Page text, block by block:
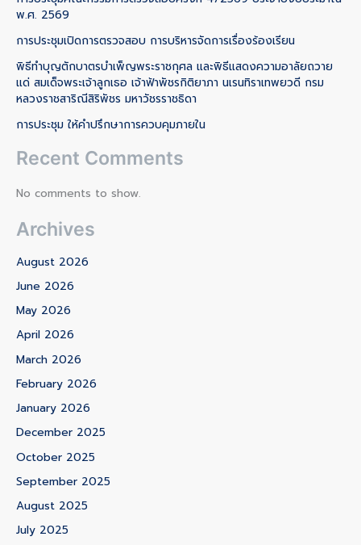
พ.ศ. 2569
การประชุมเปิดการตรวจสอบ การบริหารจัดการเรื่องร้องเรียน
พิธีทำบุญตักบาตรบำเพ็ญพระราชกุศล และพิธีแสดงความอาลัยถวาย
แด่ สมเด็จพระเจ้าลูกเธอ เจ้าฟ้าพัชรกิติยาภา นเรนทิราเทพยวดี กรม
หลวงราชสาริณีสิริพัชร มหาวัชรราชธิดา
การประชุม ให้คำปรึกษาการควบคุมภายใน
Recent Comments
No comments to show.
Archives
August 2026
June 2026
May 2026
April 2026
March 2026
February 2026
January 2026
December 2025
October 2025
September 2025
August 2025
July 2025